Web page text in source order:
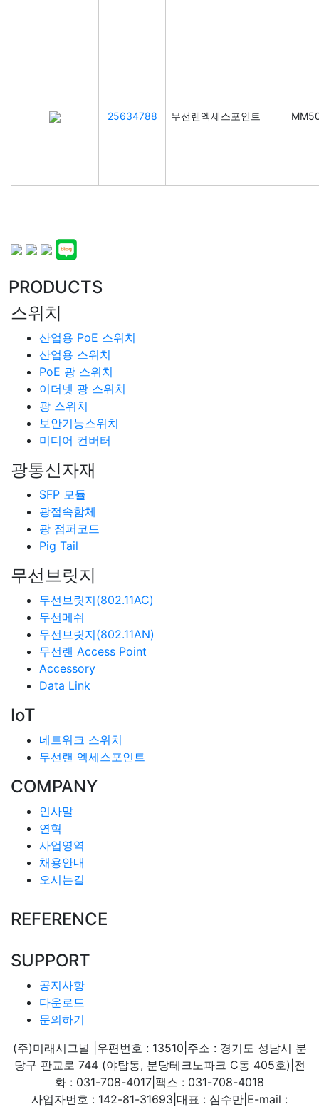
25634788 무선랜엑세스포인트
PRODUCTS
스위치
산업용 PoE 스위치
산업용 스위치
PoE 광 스위치
이더넷 광 스위치
광 스위치
보안기능스위치
미디어 컨버터
광통신자재
SFP 모듈
광접속함체
광 점퍼코드
Pig Tail
무선브릿지
무선브릿지(802.11AC)
무선메쉬
무선브릿지(802.11AN)
무선랜 Access Point
Accessory
Data Link
IoT
네트워크 스위치
무선랜 엑세스포인트
COMPANY
인사말
연혁
사업영역
채용안내
오시는길
REFERENCE
SUPPORT
공지사항
다운로드
문의하기
(주)미래시그널
우편번호 : 13510 주소 : 경기도 성남시 분
당구 판교로 744 (야탑동, 분당테크노파크 C동 405호) 전
화 : 031-708-4017 팩스 : 031-708-4018
사업자번호 : 142-81-31693 대표 : 심수만 E-mail :